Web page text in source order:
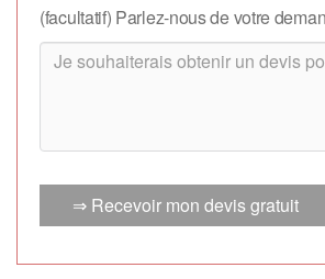
(facultatif) Parlez-nous de votre
⇒ Recevoir mon devis gratuit